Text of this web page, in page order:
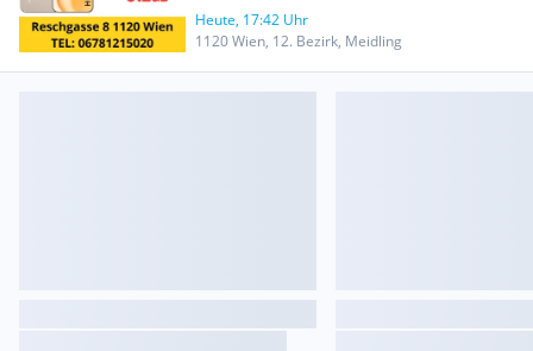
Originalverpackung / 100%
Batteriekapazität / Mit
Restherstellergarantie /
Desert Gold
Heute, 17:42 Uhr
1120 Wien, 12. Bezirk, Meidling